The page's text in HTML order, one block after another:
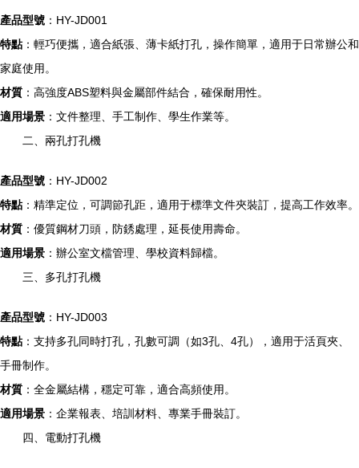
產品型號 ：HY-JD001
特點：輕巧便攜，適合紙張、薄卡紙打孔，操作簡單，適用于日常辦公和
家庭使用。
材質 ：高強度ABS塑料與金屬部件結合，確保耐用性。
適用場景 ：文件整理、手工制作、學生作業等。
二、兩孔打孔機
產品型號 ：HY-JD002
特點：精準定位，可調節孔距，適用于標準文件夾裝訂，提高工作效率。
材質 ：優質鋼材刀頭，防銹處理，延長使用壽命。
適用場景 ：辦公室文檔管理、學校資料歸檔。
三、多孔打孔機
產品型號 ：HY-JD003
特點：支持多孔同時打孔，孔數可調（如3孔、4孔），適用于活頁夾、
手冊制作。
材質 ：全金屬結構，穩定可靠，適合高頻使用。
適用場景 ：企業報表、培訓材料、專業手冊裝訂。
四、電動打孔機